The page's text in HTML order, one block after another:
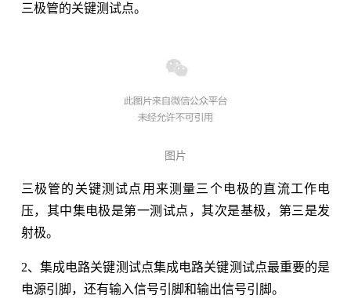
三极管的关键测试点。
图片
三极管的关键测试点用来测量三个电极的直流工作电
压，其中集电极是第一测试点，其次是基极，第三是发
射极。
2、集成电路关键测试点集成电路关键测试点最重要的是
电源引脚，还有输入信号引脚和输出信号引脚。